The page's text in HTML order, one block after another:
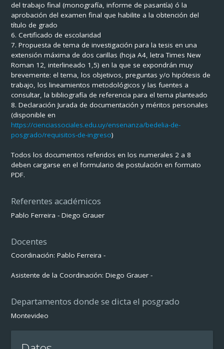
del trabajo final (monografía, informe de pasantía) ó la
aprobación del examen final que habilite a la obtención del
título de grado
6. Certificado de escolaridad
7. Propuesta de tema de investigación para la tesis en una
extensión máxima de dos carillas (hoja A4, letra Times New
Roman 12, interlineado 1,5) en la que se expondrán muy
brevemente: el tema, los objetivos, preguntas y/o hipótesis de
trabajo, los lineamientos metodológicos y las fuentes a
consultar, la bibliografía de referencia para el tema planteado
8. Declaración Jurada de documentación y méritos personales
(disponible en
https://cienciassociales.edu.uy/ensenanza/bedelia-de-
posgrado/requisitos-de-ingreso)
Todos los documentos referidos en los numerales 2 a 8
deben cargarse en el formulario de postulación en formato
PDF.
Referentes académicos
Pablo Ferreira - Diego Grauer
Docentes
Coordinación: Pablo Ferreira -
Asistente de la Coordinación: Diego Grauer -
Departamentos donde se dicta el posgrado
Montevideo